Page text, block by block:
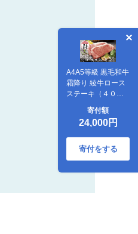
A4A5等級 黒毛和牛
霜降り 綾牛ロース
ステーキ（４００
_A0013-018
寄付額
24,000円
寄付をする